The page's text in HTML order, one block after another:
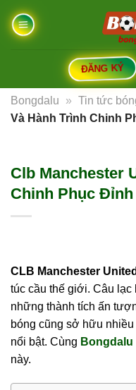
Bỏ
qua
nội
ĐĂNG KÝ
Bongdalu » Tin tức
United Và Hành Trình
Clb Manchester
Chinh Phục Đỉnh
CLB Manchester
làng túc cầu thế giới.
sở hữu những thành
vực. Đội bóng cũng sở
luyện viên nổi bật.
về CLB vĩ đại này.